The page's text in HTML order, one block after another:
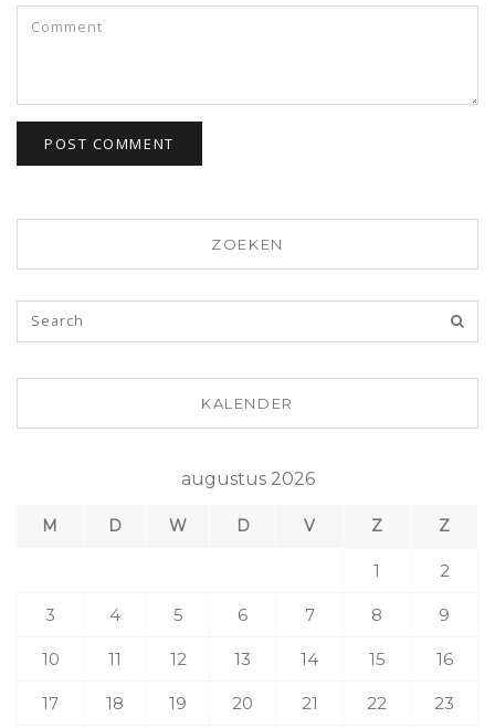
ZOEKEN
KALENDER
augustus 2026
M D W D V Z Z
1 2
3 4 5 6 7 8 9
10 11 12 13 14 15 16
17 18 19 20 21 22 23